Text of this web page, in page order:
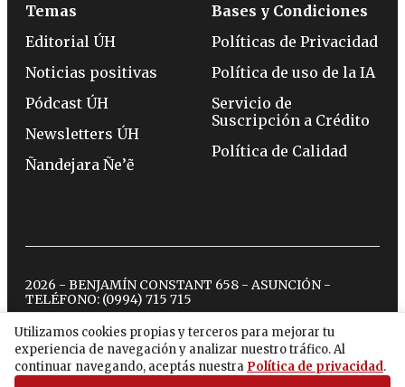
Utilizamos cookies propias y terceros para mejorar tu
experiencia de navegación y analizar nuestro tráfico. Al
continuar navegando, aceptás nuestra Política de privacidad.
Temas
Editorial ÚH
Noticias positivas
Pódcast ÚH
Newsletters ÚH
Ñandejara Ñe’ẽ
Bases y Condiciones
Políticas de Privacidad
Política de uso de la IA
Servicio de
Suscripción a Crédito
Política de Calidad
2026 - BENJAMÍN CONSTANT 658 - ASUNCIÓN -
TELÉFONO: (0994) 715 715
twitterinstagram
facebook
tiktokyoutubespotify